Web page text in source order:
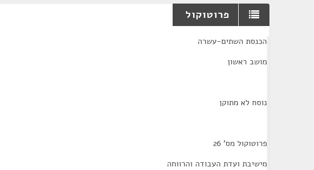
פרוטוקול
הכנסת השתים-עשרה
מושב ראשון
נוסח לא מתוקן
פרוטוקול מס' 26
מישיבת ועדת העבודה והרווחה